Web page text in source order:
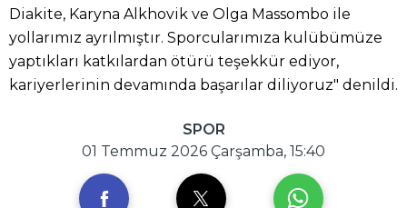
Diakite, Karyna Alkhovik ve Olga Massombo ile
yollarımız ayrılmıştır. Sporcularımıza kulübümüze
yaptıkları katkılardan ötürü teşekkür ediyor,
kariyerlerinin devamında başarılar diliyoruz" denildi.
SPOR
01 Temmuz 2026 Çarşamba, 15:40